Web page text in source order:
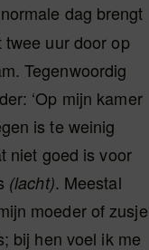
dag brengt
twee uur door op
Tegenwoordig
‘Op mijn kamer
is te weinig
niet goed is voor
(lacht). Meestal
moeder of zusje
bij hen voel ik me